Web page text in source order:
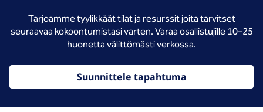
Tarjoamme tyylikkäät tilat ja resurssit joita tarvitset
seuraavaa kokoontumistasi varten. Varaa osallistujille 10–25
huonetta välittömästi verkossa.
Suunnittele tapahtuma